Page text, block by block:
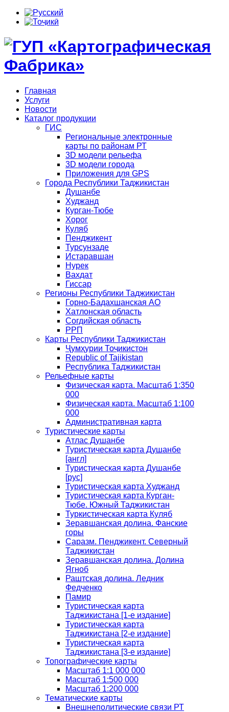
Главная
Услуги
Новости
Каталог продукции
ГИС
Региональные электронные
карты по районам РТ
3D модели рельефа
3D модели города
Приложения для GPS
Города Республики Таджикистан
Душанбе
Худжанд
Курган-Тюбе
Хорог
Куляб
Пенджикент
Турсунзаде
Истаравшан
Нурек
Вахдат
Гиссар
Регионы Республики Таджикистан
Горно-Бадахшанская АО
Хатлонская область
Согдийская область
РРП
Карты Республики Таджикистан
Ҷумҳурии Тоҷикистон
Republic of Tajikistan
Республика Таджикистан
Рельефные карты
Физическая карта. Масштаб 1:350
000
Физическая карта. Масштаб 1:100
000
Административная карта
Туристические карты
Атлас Душанбе
Туристическая карта Душанбе
[англ]
Туристическая карта Душанбе
[рус]
Туристическая карта Худжанд
Туристическая карта Курган-
Тюбе. Южный Таджикистан
Туркистическая карта Куляб
Зеравшанская долина. Фанские
горы
Саразм. Пенджикент. Северный
Таджикистан
Зеравшанская долина. Долина
Ягноб
Раштская долина. Ледник
Федченко
Памир
Туристическая карта
Таджикистана [1-е издание]
Туристическая карта
Таджикистана [2-е издание]
Туристическая карта
Таджикистана [3-е издание]
Топографические карты
Масштаб 1:1 000 000
Масштаб 1:500 000
Масштаб 1:200 000
Тематические карты
Внешнеполитические связи РТ